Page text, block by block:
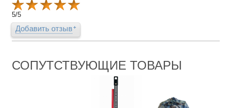
5/5
Добавить отзыв
СОПУТСТВУЮЩИЕ ТОВАРЫ